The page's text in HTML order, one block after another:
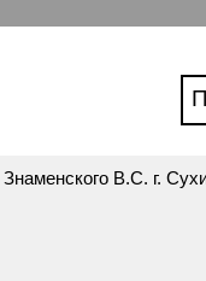
В.С. г.